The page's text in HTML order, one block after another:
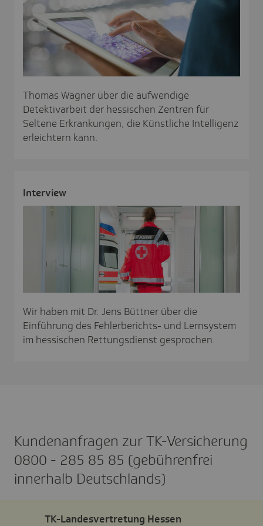
Thomas Wagner über die aufwendige
Detektivarbeit der hessischen Zentren für
Seltene Erkrankungen, die Künstliche Intelligenz
erleichtern kann.
Inter­view
Wir haben mit Dr. Jens Büttner über die
Einführung des Fehlerberichts- und Lernsystem
im hessischen Rettungsdienst gesprochen.
Kunden­an­fragen zur TK-Versi­che­rung
0800 - 285 85 85 (gebüh­ren­frei
inner­halb Deutsch­lands)
TK-Landesvertretung Hessen